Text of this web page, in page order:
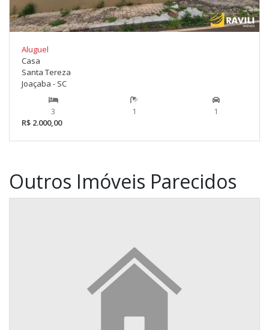
Aluguel
Casa
Santa Tereza
Joaçaba - SC
3 1
1
R$ 2.000,00
Outros Imóveis Parecidos